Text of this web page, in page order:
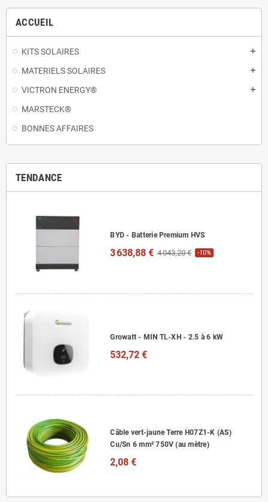
ACCUEIL
KITS SOLAIRES add
MATERIELS SOLAIRES add
VICTRON ENERGY® add
MARSTECK®
BONNES AFFAIRES
TENDANCE
BYD - Batterie Premium HVS
3 638,88 € 4 043,20 € -10%
Growatt - MIN TL-XH - 2.5 à 6 kW
532,72 €
Câble vert-jaune Terre H07Z1-K (AS)
Cu/Sn 6 mm² 750V (au mètre)
2,08 €